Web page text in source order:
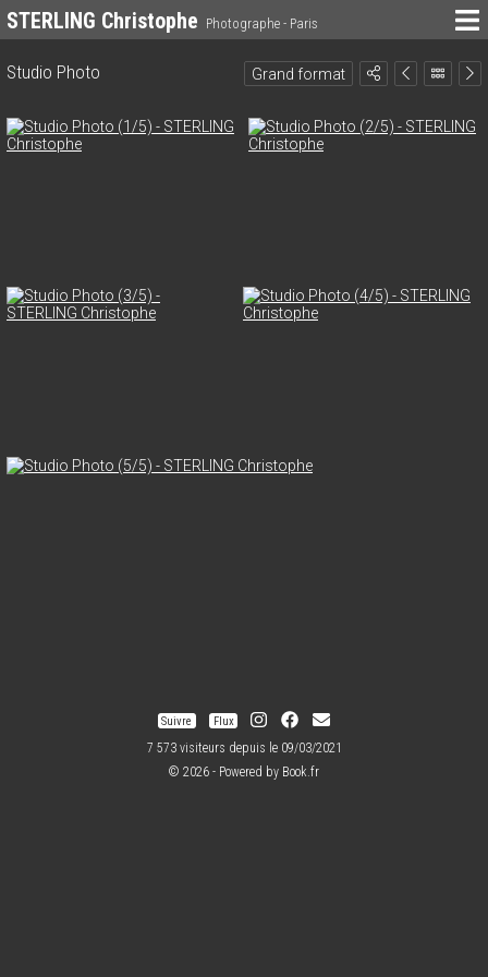
STERLING Christophe Photographe - Paris
Grand format
Studio Photo
Suivre Flux
7 573 visiteurs depuis le 09/03/2021
© 2026 - Powered by Book.fr